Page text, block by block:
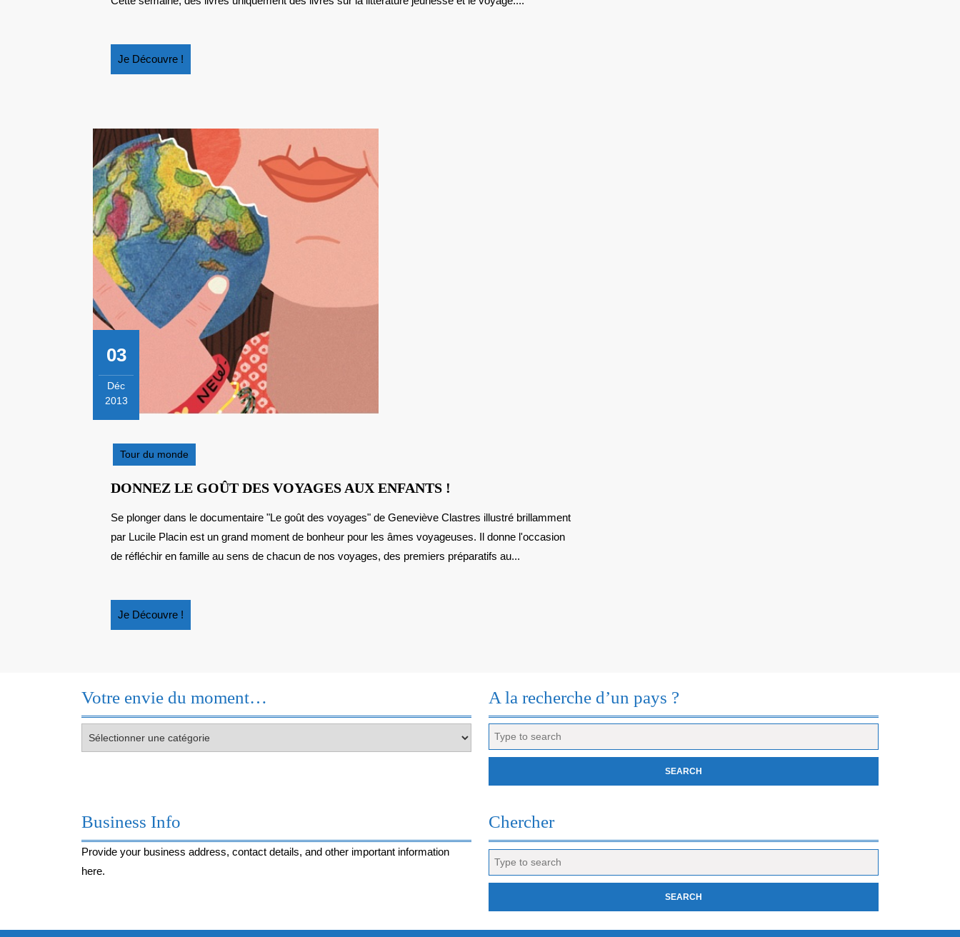
10
Je Découvre !
Découvre
03
Déc
2013
2013
Tour du monde
DONNEZ LE GOÛT DES VOYAGES AUX ENFANTS !
GOÛT
DES
VOYAGES
Se plonger dans le documentaire "Le goût des voyages" de Geneviève Clastres illustré brillamment
par Lucile Placin est un grand moment de bonheur pour les âmes voyageuses. Il donne l'occasion
de réfléchir en famille au sens de chacun de nos voyages, des premiers préparatifs au...
Je Découvre !
Découvre
Votre envie du moment…
envie
A la recherche d’un pays ?
for:
Business Info
Provide your business address, contact details, and other important information
here.
Chercher
for: